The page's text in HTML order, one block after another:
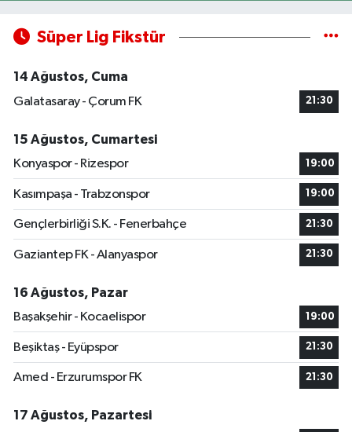
Süper Lig Fikstür
14 Ağustos, Cuma
Galatasaray - Çorum FK
21:30
15 Ağustos, Cumartesi
Konyaspor - Rizespor
19:00
Kasımpaşa - Trabzonspor 19:00
Gençlerbirliği S.K. - Fenerbahçe 21:30
Gaziantep FK - Alanyaspor 21:30
16 Ağustos, Pazar
Başakşehir - Kocaelispor
19:00
Beşiktaş - Eyüpspor 21:30
Amed - Erzurumspor FK 21:30
17 Ağustos, Pazartesi